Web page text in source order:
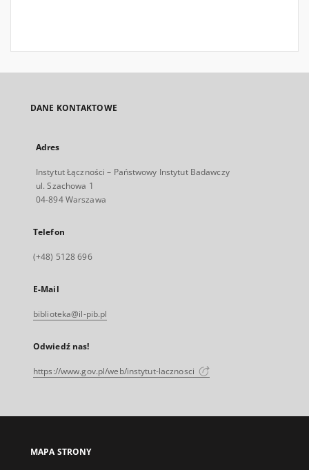
DANE KONTAKTOWE
Adres
Instytut Łączności – Państwowy Instytut Badawczy
ul. Szachowa 1
04-894 Warszawa
Telefon
(+48) 5128 696
E-Mail
biblioteka@il-pib.pl
Odwiedź nas!
https://www.gov.pl/web/instytut-lacznosci
MAPA STRONY